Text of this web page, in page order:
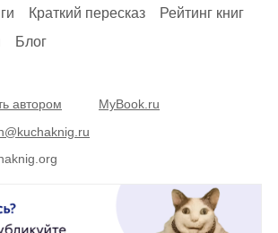
Краткий пересказ
Рейтинг книг
Блог
автором
MyBook.ru